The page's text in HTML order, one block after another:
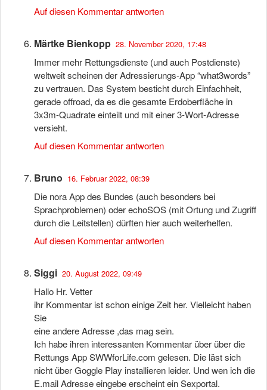
Auf diesen Kommentar antworten
Märtke Bienkopp 28. November 2020, 17:48
Immer mehr Rettungsdienste (und auch Postdienste)
weltweit scheinen der Adressierungs-App “what3words”
zu vertrauen. Das System besticht durch Einfachheit,
gerade offroad, da es die gesamte Erdoberfläche in
3x3m-Quadrate einteilt und mit einer 3-Wort-Adresse
versieht.
Auf diesen Kommentar antworten
Bruno 16. Februar 2022, 08:39
Die nora App des Bundes (auch besonders bei
Sprachproblemen) oder echoSOS (mit Ortung und Zugriff
durch die Leitstellen) dürften hier auch weiterhelfen.
Auf diesen Kommentar antworten
Siggi 20. August 2022, 09:49
Hallo Hr. Vetter
ihr Kommentar ist schon einige Zeit her. Vielleicht haben
Sie
eine andere Adresse ,das mag sein.
Ich habe ihren interessanten Kommentar über über die
Rettungs App SWWforLife.com gelesen. Die läst sich
nicht über Goggle Play installieren leider. Und wen ich die
E.mail Adresse eingebe erscheint ein Sexportal.